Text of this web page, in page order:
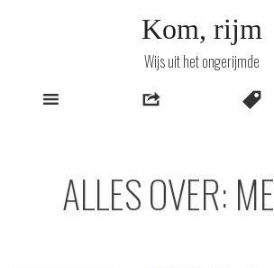
Kom, rijm
Wijs uit het ongerijmde
ALLES OVER: